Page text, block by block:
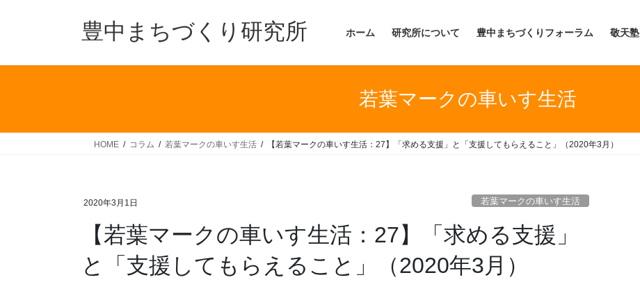
豊中まちづくり研究所 ホーム 研究所について 豊中まちづくりフォーラム 敬天塾
若葉マークの車いす生活
HOME コラム 若葉マークの車いす生活 【若葉マークの車いす生活：27】「求める支援」と「支援してもらえること」（2020年3月）
2020年3月1日 若葉マークの車いす生活
【若葉マークの車いす生活：27】「求める支援」
と「支援してもらえること」（2020年3月）